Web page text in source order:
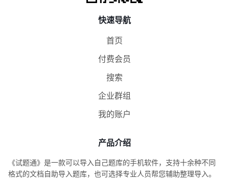
快速导航
首页
付费会员
搜索
企业群组
我的账户
产品介绍
《试题通》是一款可以导入自己题库的手机软件，支持十余种不同
格式的文档自助导入题库，也可选择专业人员帮您辅助整理导入。